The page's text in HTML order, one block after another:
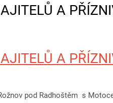
A
A
pod Radhoštěm s